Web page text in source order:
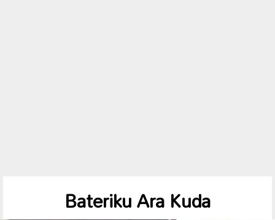
Bateriku Ara Kuda